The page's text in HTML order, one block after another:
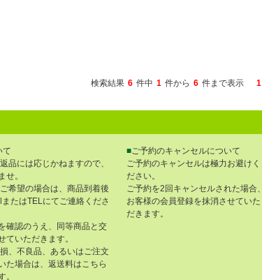
検索結果 6 件中 1 件から 6 件まで表示 1
て
品には応じかねますので、
せ。
希望の場合は、商品到着後
たはTELにてご連絡くださ
確認のうえ、同等商品と交
ていただきます。
、不良品、あるいはご注文
た場合は、返送料はこちら
。
■ご予約のキャンセルについて
ご予約のキャンセルは極力お避けく
ださい。
ご予約を2回キャンセルされた場合、
お客様の会員登録を抹消させていた
だきます。